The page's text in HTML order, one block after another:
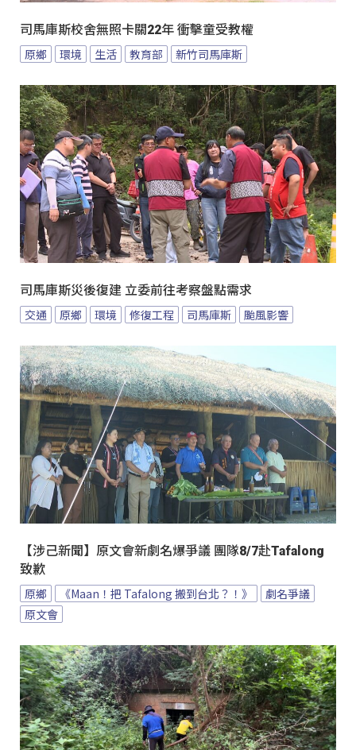
司馬庫斯校舍無照卡關22年 衝擊童受教權
原鄉 環境 生活 教育部 新竹司馬庫斯
司馬庫斯災後復建 立委前往考察盤點需求
交通 原鄉 環境 修復工程 司馬庫斯 颱風影響
【涉己新聞】原文會新劇名爆爭議 團隊8/7赴Tafalong
致歉
原鄉 《Maan！把 Tafalong 搬到台北？！》
劇名爭議
原文會